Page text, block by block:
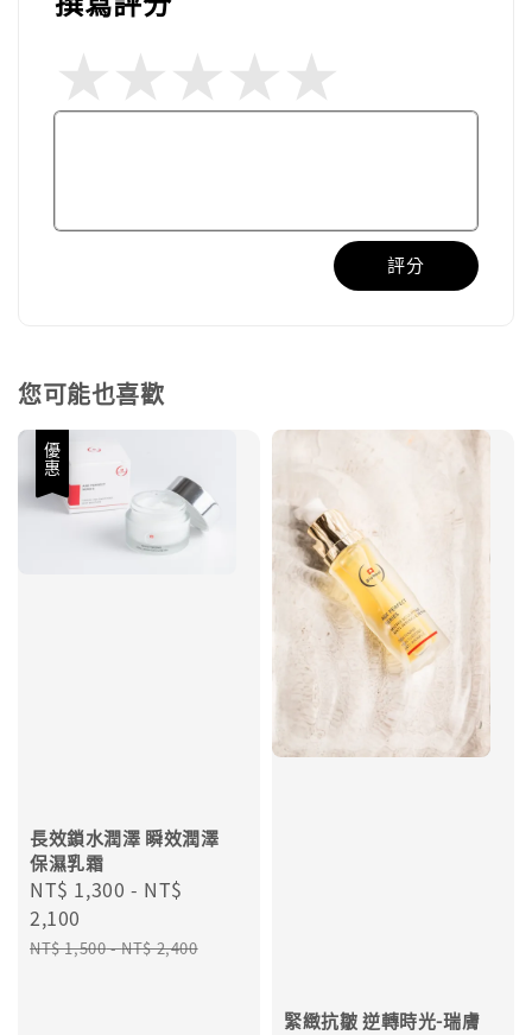
評分
您可能也喜歡
優惠
長效鎖水潤澤 瞬效潤澤
保濕乳霜
Sale
price
NT$ 1,300 - NT$
2,100
Regular
NT$ 1,500-NT$ 2,400
緊緻抗皺 逆轉時光-瑞膚